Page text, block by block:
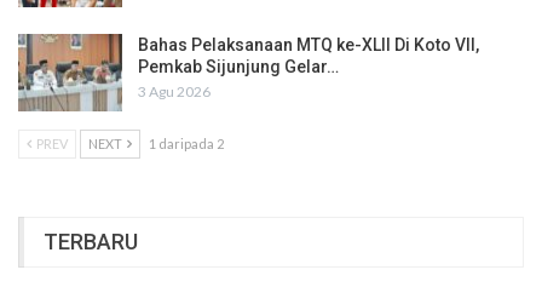
Bahas Pelaksanaan MTQ ke-XLII Di Koto VII,
Pemkab Sijunjung Gelar…
3 Agu 2026
PREV NEXT 1 daripada 2
TERBARU